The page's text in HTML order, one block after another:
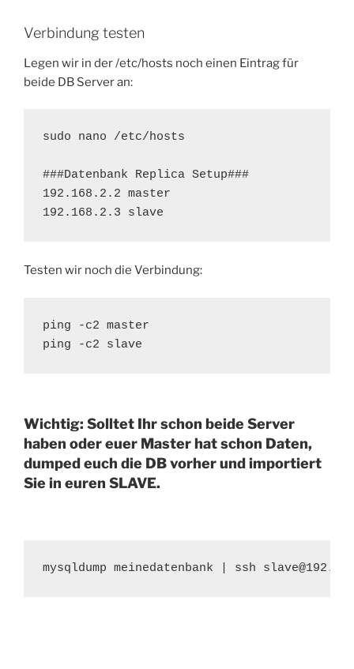
Verbindung testen
Legen wir in der /etc/hosts noch einen Eintrag für
beide DB Server an:
sudo nano /etc/hosts
###Datenbank Replica Setup###
192.168.2.2 master
192.168.2.3 slave
Testen wir noch die Verbindung:
ping -c2 master
ping -c2 slave
Wichtig: Solltet Ihr schon beide Server
haben oder euer Master hat schon Daten,
dumped euch die DB vorher und importiert
Sie in euren SLAVE.